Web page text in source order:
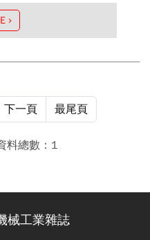
下一頁 最尾頁
料總數：1
械工業雜誌